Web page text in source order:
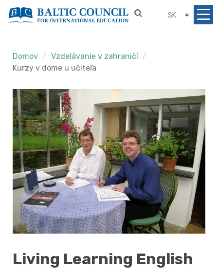
SK
Domov
Vzdelávanie v zahraničí
Kurzy v dome u učiteľa
Living Learning English